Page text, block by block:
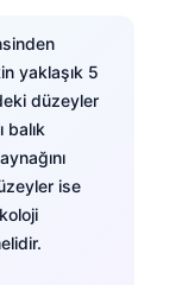
yaklaşık 5
düzeyler
balık
ise